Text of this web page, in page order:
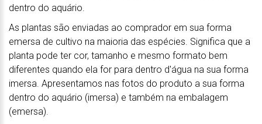
dentro do aquário.
As plantas são enviadas ao comprador em sua forma
emersa de cultivo na maioria das espécies. Significa que a
planta pode ter cor, tamanho e mesmo formato bem
diferentes quando ela for para dentro d'água na sua forma
imersa. Apresentamos nas fotos do produto a sua forma
dentro do aquário (imersa) e também na embalagem
(emersa).